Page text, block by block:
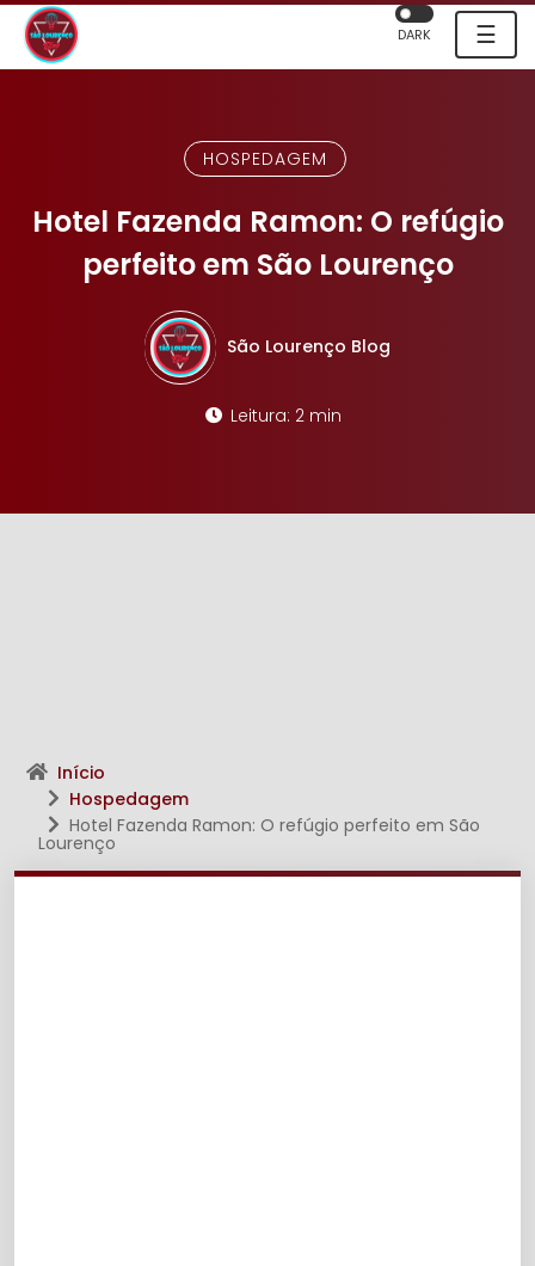
☰
DARK
HOSPEDAGEM
Hotel Fazenda Ramon: O refúgio
perfeito em São Lourenço
São Lourenço Blog
Leitura: 2 min
Início
Hospedagem
Hotel Fazenda Ramon: O refúgio perfeito em São
Lourenço